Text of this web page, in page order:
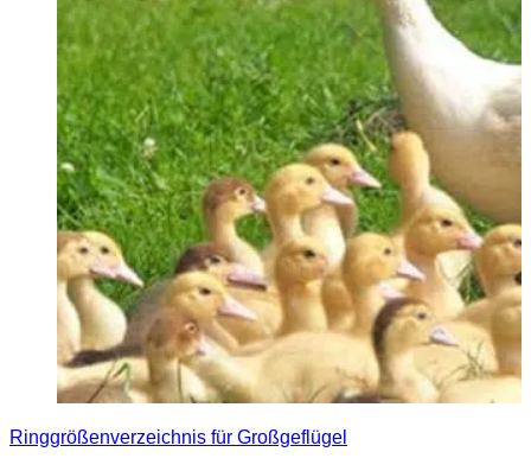
Ringgrößenverzeichnis für Großgeflügel